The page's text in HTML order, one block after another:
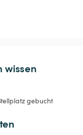
wissen
gebucht